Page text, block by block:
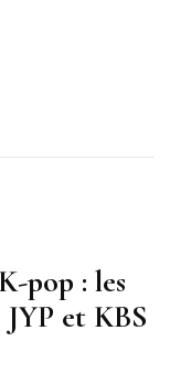
pop : les
et KBS